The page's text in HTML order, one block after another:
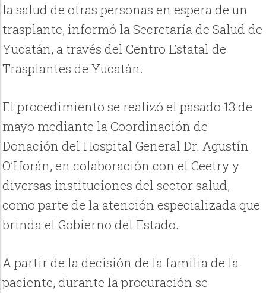
la salud de otras personas en espera de un
trasplante, informó la Secretaría de Salud de
Yucatán, a través del Centro Estatal de
Trasplantes de Yucatán.
El procedimiento se realizó el pasado 13 de
mayo mediante la Coordinación de
Donación del Hospital General Dr. Agustín
O’Horán, en colaboración con el Ceetry y
diversas instituciones del sector salud,
como parte de la atención especializada que
brinda el Gobierno del Estado.
A partir de la decisión de la familia de la
paciente, durante la procuración se